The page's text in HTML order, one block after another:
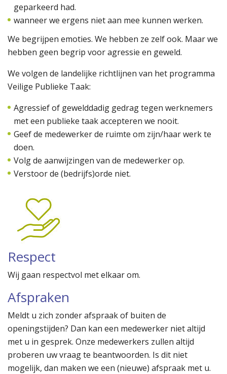
geparkeerd had.
wanneer we ergens niet aan mee kunnen werken.
We begrijpen emoties. We hebben ze zelf ook. Maar we
hebben geen begrip voor agressie en geweld.
We volgen de landelijke richtlijnen van het programma
Veilige Publieke Taak:
Agressief of gewelddadig gedrag tegen werknemers
met een publieke taak accepteren we nooit.
Geef de medewerker de ruimte om zijn/haar werk te
doen.
Volg de aanwijzingen van de medewerker op.
Verstoor de (bedrijfs)orde niet.
Respect
Wij gaan respectvol met elkaar om.
Afspraken
Meldt u zich zonder afspraak of buiten de
openingstijden? Dan kan een medewerker niet altijd
met u in gesprek. Onze medewerkers zullen altijd
proberen uw vraag te beantwoorden. Is dit niet
mogelijk, dan maken we een (nieuwe) afspraak met u.